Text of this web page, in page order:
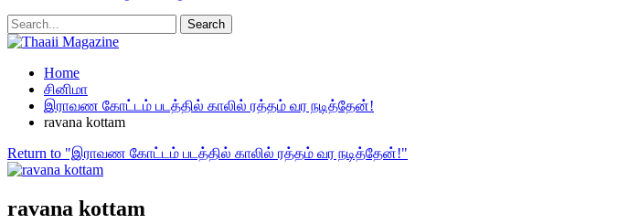
Home
சினிமா
இராவண கோட்டம் படத்தில் காலில் ரத்தம் வர நடித்தேன்!
ravana kottam
Return to "இராவண கோட்டம் படத்தில் காலில் ரத்தம் வர நடித்தேன்!"
ravana kottam